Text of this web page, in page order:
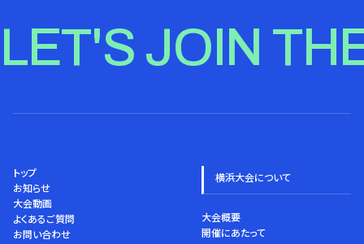
LET'S JOIN
トップ
お知らせ
大会動画
よくあるご質問
お問い合わせ
横浜大会について
大会概要
開催にあたって